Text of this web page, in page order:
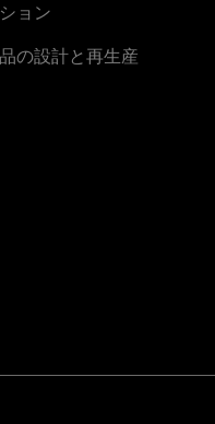
ョン
の設計と再生産